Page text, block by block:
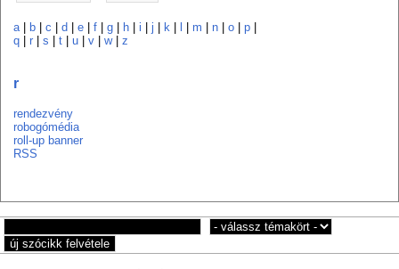
a| b |c |d |e |f |g h |i |j k |m |n |o |p
q |r |s |t |u |v |w|z
r
rendezvény
robogómédia
roll-up banner
RSS